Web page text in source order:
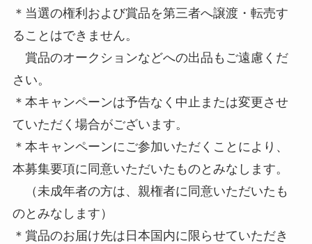
＊当選の権利および賞品を第三者へ譲渡・転売す
ることはできません。
賞品のオークションなどへの出品もご遠慮くだ
さい。
＊本キャンペーンは予告なく中止または変更させ
ていただく場合がございます。
＊本キャンペーンにご参加いただくことにより、
本募集要項に同意いただいたものとみなします。
（未成年者の方は、親権者に同意いただいたも
のとみなします）
＊賞品のお届け先は日本国内に限らせていただき